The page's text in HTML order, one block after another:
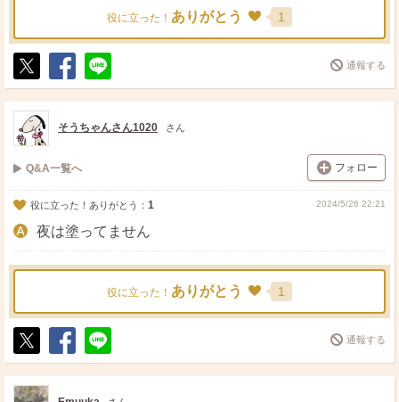
役に立った！ ありがとう 1
ポ
ス
ト
シ
ェ
送
る
通報する
そうちゃんさん1020 さん
Q&A一覧へ フォロー
役に立った！ありがとう： 1 2024/5/26 22:21
夜は塗ってません
役に立った！ ありがとう 1
ポ
ス
ト
シ
ェ
送
る
通報する